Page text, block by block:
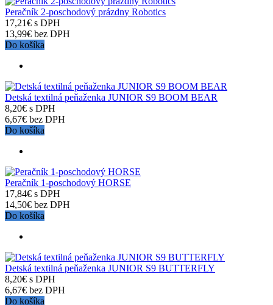
Peračník 2-poschodový prázdny Robotics
17,21€ s DPH
13,99€ bez DPH
Do košíka
Detská textilná peňaženka JUNIOR S9 BOOM BEAR
8,20€ s DPH
6,67€ bez DPH
Do košíka
Peračník 1-poschodový HORSE
17,84€ s DPH
14,50€ bez DPH
Do košíka
Detská textilná peňaženka JUNIOR S9 BUTTERFLY
8,20€ s DPH
6,67€ bez DPH
Do košíka